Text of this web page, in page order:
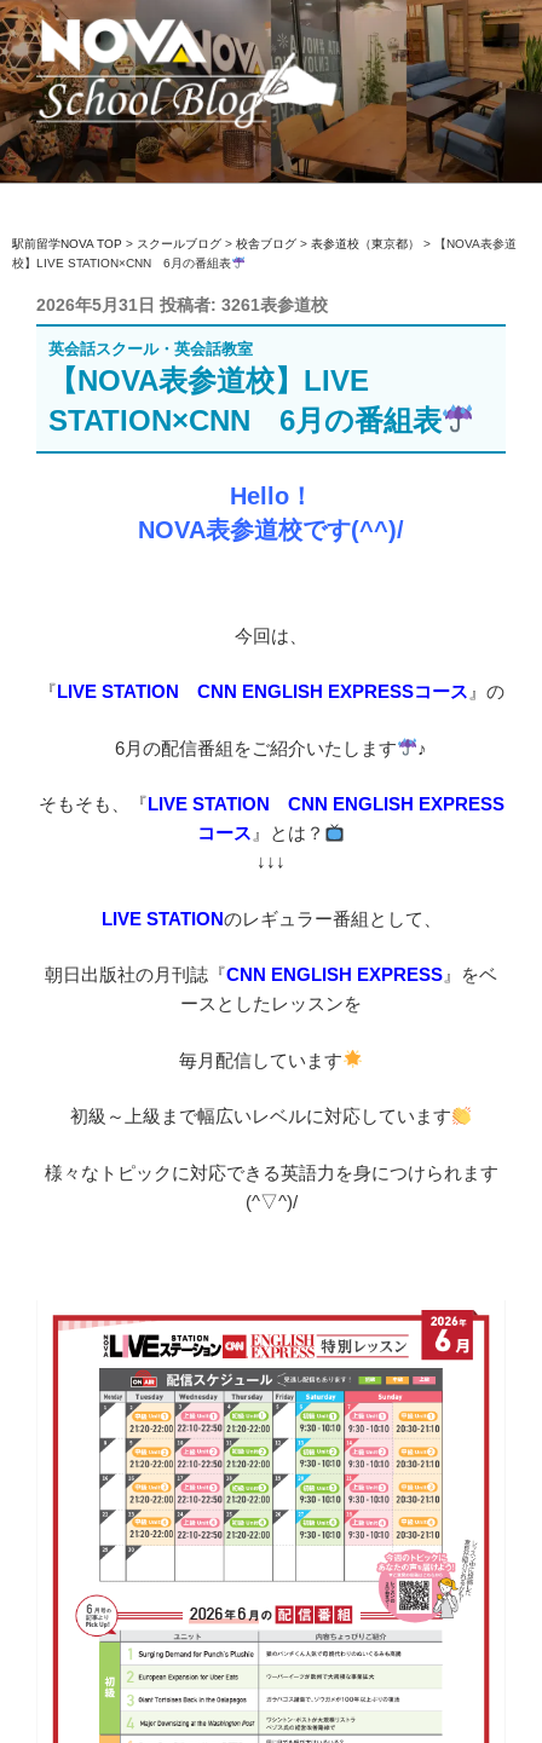
コ
ン
テ
ン
ツ
へ
ス
ッ
プ
駅前留学NOVA【公式】スクールブロ
英会話スクール・英会話教室
駅前留学NOVA TOP > スクールブログ > 校舎ブログ > 表参道校（東京都） >
【NOVA表参道
校】LIVE STATION×CNN 6月の番組表
投
稿
日:
2026年5月31日 投稿者: 3261表参道校
英会話スクール・英会話教室
【NOVA表参道校】LIVE
STATION×CNN 6月の番組表
Hello！
NOVA表参道校です(^^)/
今回は、
『LIVE STATION CNN ENGLISH EXPRESSコース 』の
6月の配信番組をご紹介いたします ♪
そもそも、『LIVE STATION CNN ENGLISH EXPRESS
コース 』とは？
↓↓↓
LIVE STATIONのレギュラー番組として、
朝日出版社の月刊誌『CNN ENGLISH EXPRESS 』をベ
ースとしたレッスンを
毎月配信しています
初級～上級まで幅広いレベルに対応しています
様々なトピックに対応できる英語力を身につけられます
(^▽^)/